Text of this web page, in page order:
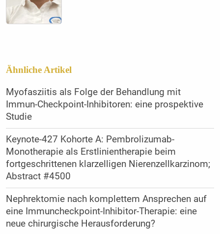
Ähnliche Artikel
Myofasziitis als Folge der Behandlung mit
Immun-Checkpoint-Inhibitoren: eine prospektive
Studie
Keynote-427 Kohorte A: Pembrolizumab-
Monotherapie als Erstlinientherapie beim
fortgeschrittenen klarzelligen Nierenzellkarzinom;
Abstract #4500
Nephrektomie nach komplettem Ansprechen auf
eine Immuncheckpoint-Inhibitor-Therapie: eine
neue chirurgische Herausforderung?